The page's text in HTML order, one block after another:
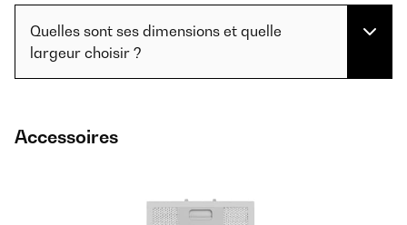
Quelles sont ses dimensions et quelle
largeur choisir ?
Accessoires